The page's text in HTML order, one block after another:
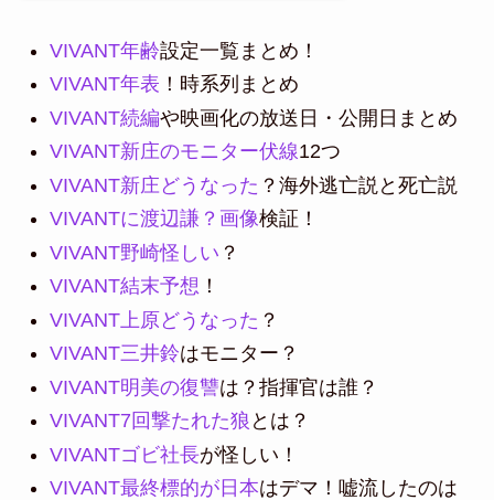
VIVANT年齢設定一覧まとめ！
VIVANT年表 ！時系列まとめ
VIVANT続編や映画化の放送日・公開日まとめ
VIVANT新庄のモニター伏線12つ
VIVANT新庄どうなった ？海外逃亡説と死亡説
VIVANTに渡辺謙？画像検証！
VIVANT野崎怪しい ？
VIVANT結末予想 ！
VIVANT上原どうなった ？
VIVANT三井鈴はモニター？
VIVANT明美の復讐は？指揮官は誰？
VIVANT7回撃たれた狼 とは？
VIVANTゴビ社長が怪しい！
VIVANT最終標的が日本はデマ！嘘流したのは